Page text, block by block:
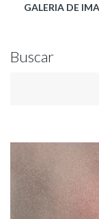
GALERIA DE
Buscar